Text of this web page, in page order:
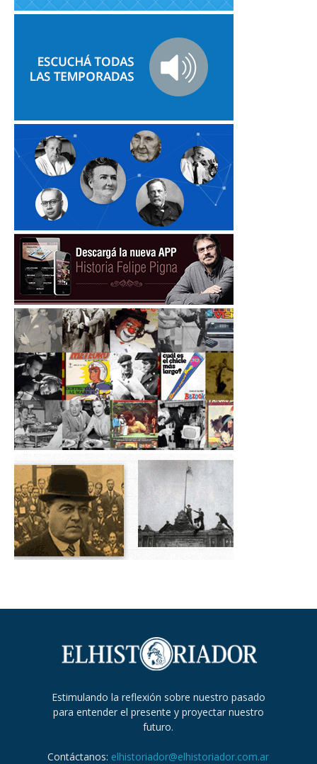
Estimulando la reflexión sobre nuestro pasado
para entender el presente y proyectar nuestro
futuro.
Contáctanos: elhistoriador@elhistoriador.com.ar